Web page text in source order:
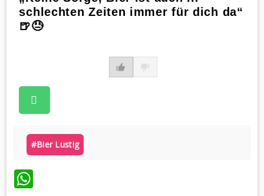
schlechten Zeiten immer für dich da“
🍺😓
#bier Lustig
WhatsApp